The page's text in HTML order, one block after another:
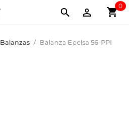
shopping_cart
0


Balanzas Balanza Epelsa 56-PPI